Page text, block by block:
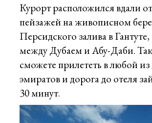
Курорт расположился вдали
пейзажей на живописном
Персидского залива в
между Дубаем и Абу-Даби.
сможете прилететь в любой из
эмиратов и дорога до отеля
30 минут.